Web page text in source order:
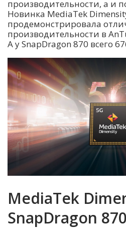
производительности, а и
Новинка MediaTek
продемонстрировала
производительности в
А у SnapDragon 870 всего
MediaTek
SnapDragon 870